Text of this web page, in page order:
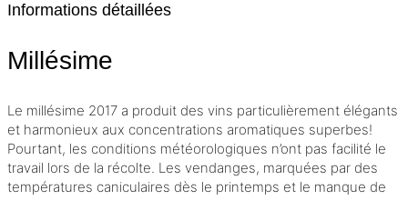
Informations détaillées
Millésime
Le millésime 2017 a produit des vins particulièrement élégants
et harmonieux aux concentrations aromatiques superbes!
Pourtant, les conditions météorologiques n’ont pas facilité le
travail lors de la récolte. Les vendanges, marquées par des
températures caniculaires dès le printemps et le manque de